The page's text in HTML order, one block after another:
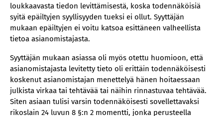
loukkaavasta tiedon levittämisestä, koska todennäköisiä
syitä epäiltyjen syyllisyyden tueksi ei ollut. Syyttäjän
mukaan epäiltyjen ei voitu katsoa esittäneen valheellista
tietoa asianomistajasta.
Syyttäjän mukaan asiassa oli myös otettu huomioon, että
asianomistajasta levitetty tieto oli erittäin todennäköisesti
koskenut asianomistajan menettelyä hänen hoitaessaan
julkista virkaa tai tehtävää tai näihin rinnastuvaa tehtävää.
Siten asiaan tulisi varsin todennäköisesti sovellettavaksi
rikoslain 24 luvun 8 §:n 2 momentti, jonka perusteella